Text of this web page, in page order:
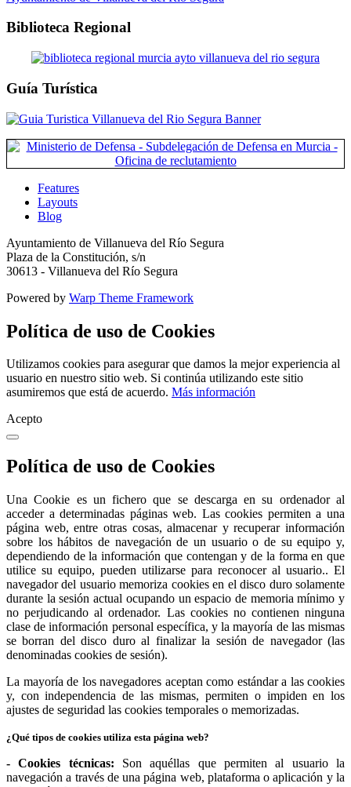
Biblioteca Regional
Guía Turística
Features
Layouts
Blog
Ayuntamiento de Villanueva del Río Segura
Plaza de la Constitución, s/n
30613 - Villanueva del Río Segura
Powered by Warp Theme Framework
Política de uso de Cookies
Utilizamos cookies para asegurar que damos la mejor experiencia al
usuario en nuestro sitio web. Si continúa utilizando este sitio
asumiremos que está de acuerdo. Más información
Acepto
Política de uso de Cookies
Una Cookie es un fichero que se descarga en su ordenador al
acceder a determinadas páginas web. Las cookies permiten a una
página web, entre otras cosas, almacenar y recuperar información
sobre los hábitos de navegación de un usuario o de su equipo y,
dependiendo de la información que contengan y de la forma en que
utilice su equipo, pueden utilizarse para reconocer al usuario.. El
navegador del usuario memoriza cookies en el disco duro solamente
durante la sesión actual ocupando un espacio de memoria mínimo y
no perjudicando al ordenador. Las cookies no contienen ninguna
clase de información personal específica, y la mayoría de las mismas
se borran del disco duro al finalizar la sesión de navegador (las
denominadas cookies de sesión).
La mayoría de los navegadores aceptan como estándar a las cookies
y, con independencia de las mismas, permiten o impiden en los
ajustes de seguridad las cookies temporales o memorizadas.
¿Qué tipos de cookies utiliza esta página web?
- Cookies técnicas: Son aquéllas que permiten al usuario la
navegación a través de una página web, plataforma o aplicación y la